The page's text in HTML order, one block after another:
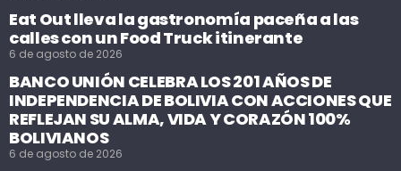
Eat Out lleva la gastronomía paceña a las
calles con un Food Truck itinerante
6 de agosto de 2026
BANCO UNIÓN CELEBRA LOS 201 AÑOS DE
INDEPENDENCIA DE BOLIVIA CON ACCIONES QUE
REFLEJAN SU ALMA, VIDA Y CORAZÓN 100%
BOLIVIANOS
6 de agosto de 2026